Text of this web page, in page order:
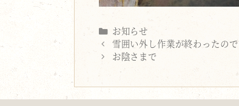
Categories
お知らせ
雪囲い外し作業が終わったので
お陰さまで